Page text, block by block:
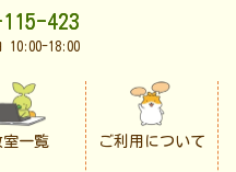
423
10:00-18:00
室一覧 ご利用について